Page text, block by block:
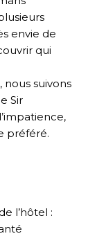
envie de
qui
suivons
Sir
préféré.
l’hôtel :